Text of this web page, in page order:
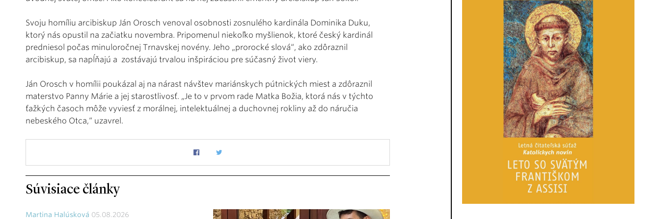
Svoju homíliu arcibiskup Ján Orosch venoval osobnosti zosnulého kardinála Dominika Duku,
ktorý nás opustil na začiatku novembra. Pripomenul niekoľko myšlienok, ktoré český kardinál
predniesol počas minuloročnej Trnavskej novény. Jeho „prorocké slová“, ako zdôraznil
arcibiskup, sa napĺňajú a zostávajú trvalou inšpiráciou pre súčasný život viery.
Ján Orosch v homílii poukázal aj na nárast návštev mariánskych pútnických miest a zdôraznil
materstvo Panny Márie a jej starostlivosť. „Je to v prvom rade Matka Božia, ktorá nás v týchto
ťažkých časoch môže vyviesť z morálnej, intelektuálnej a duchovnej rokliny až do náručia
nebeského Otca,“ uzavrel.
Súvisiace články
Martina Halúsková 05.08.2026